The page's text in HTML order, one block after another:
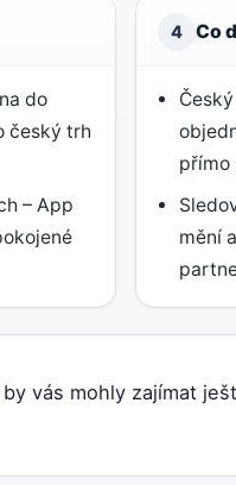
do
český trh
– App
4 Co
přímo
mění
vás mohly zajímat